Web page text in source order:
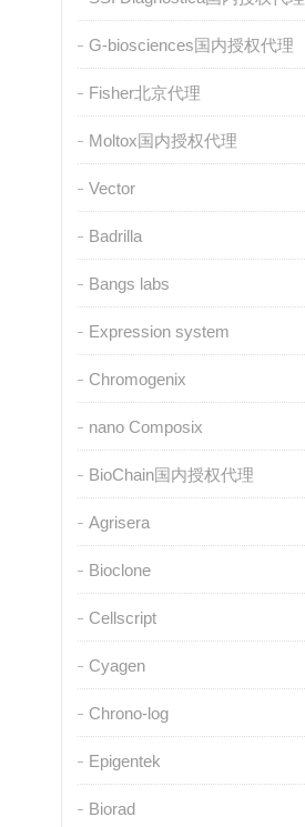
G-biosciences国内授权代理
Fisher北京代理
Moltox国内授权代理
Vector
Badrilla
Bangs labs
Expression system
Chromogenix
nano Composix
BioChain国内授权代理
Agrisera
Bioclone
Cellscript
Cyagen
Chrono-log
Epigentek
Biorad